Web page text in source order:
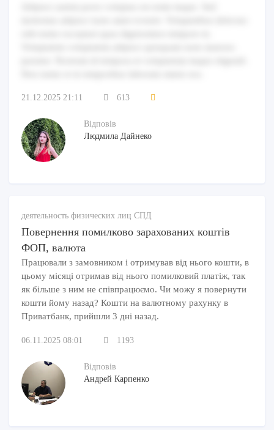
21.12.2025 21:11 613
Відповів
Людмила Дайнеко
деятельность физических лиц СПД
Повернення помилково зарахованих коштів
ФОП, валюта
Працювали з замовником і отримував від нього кошти, в
цьому місяці отримав від нього помилковий платіж, так
як більше з ним не співпрацюємо. Чи можу я повернути
кошти йому назад? Кошти на валютному рахунку в
Приватбанк, прийшли 3 дні назад.
06.11.2025 08:01 1193
Відповів
Андрей Карпенко